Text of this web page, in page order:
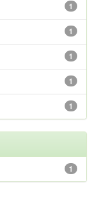
1
1
1
1
1
1